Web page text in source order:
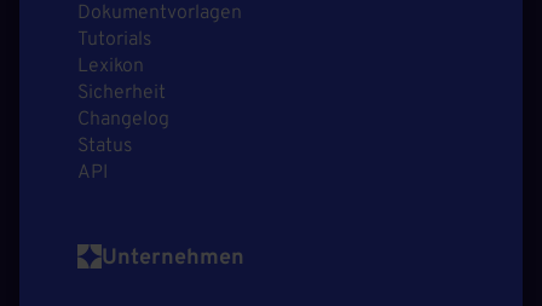
Dokumentvorlagen
Tutorials
Lexikon
Sicherheit
Changelog
Status
API
Unternehmen